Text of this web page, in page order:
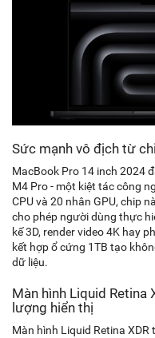
Sức mạnh vô địch từ
MacBook Pro 14 inch 2024
M4 Pro - một kiệt tác công
CPU và 20 nhân GPU, chip
cho phép người dùng thực
kế 3D, render video 4K hay
kết hợp ổ cứng 1TB tạo
dữ liệu.
Màn hình Liquid Retina
lượng hiển thị
Màn hình Liquid Retina